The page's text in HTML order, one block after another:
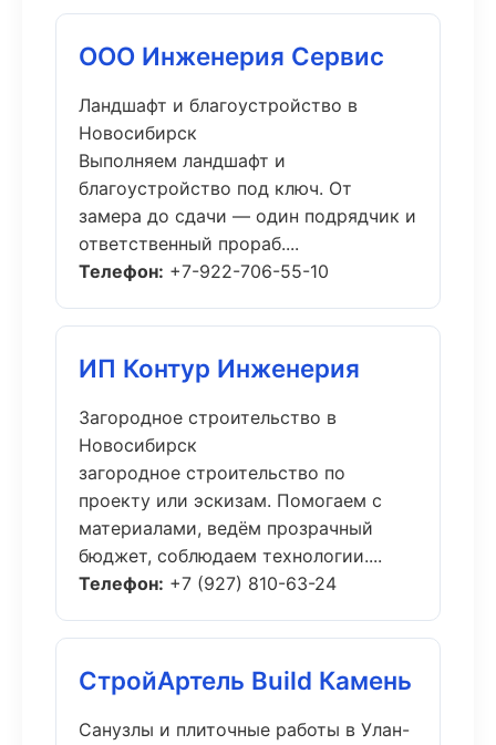
ООО Инженерия Сервис
Ландшафт и благоустройство в
Новосибирск
Выполняем ландшафт и
благоустройство под ключ. От
замера до сдачи — один подрядчик и
ответственный прораб....
Телефон: +7-922-706-55-10
ИП Контур Инженерия
Загородное строительство в
Новосибирск
загородное строительство по
проекту или эскизам. Помогаем с
материалами, ведём прозрачный
бюджет, соблюдаем технологии....
Телефон: +7 (927) 810-63-24
СтройАртель Build Камень
Санузлы и плиточные работы в Улан-